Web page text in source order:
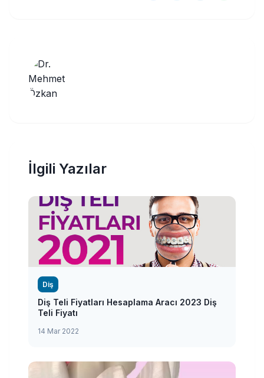
İlgili Yazılar
Diş
Diş Teli Fiyatları Hesaplama Aracı 2023 Diş
Teli Fiyatı
14 Mar 2022